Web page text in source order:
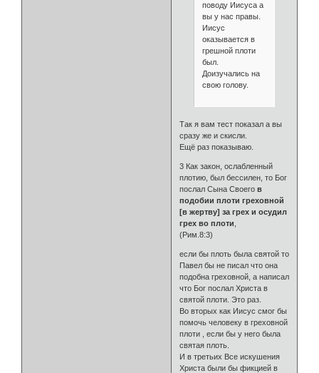
поводу Иисуса а
вы у нас правы.
Иисус
оказывается в
грешной плоти
был.
Доизучались на
свою голову.
Так я вам тест показал а вы
сразу же и скисли.
Ещё раз показываю.
3 Как закон, ослабленный
плотию, был бессилен, то Бог
послал Сына Своегов
подобии плоти греховной
[в жертву] за грех и осудил
грех во плоти
(Рим.8:3)
если бы плоть была святой то
Павел бы не писал что она
подобна греховной, а написал
что Бог послал Христа в
святой плоти. Это раз.
Во вторых как Иисус смог бы
помочь человеку в греховной
плоти , если бы у него была
святая плоть.
И в третьих Все искушения
Христа были бы фикцией в